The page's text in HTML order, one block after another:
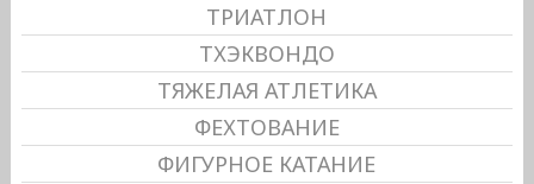
ТРИАТЛОН
ТХЭКВОНДО
ТЯЖЕЛАЯ АТЛЕТИКА
ФЕХТОВАНИЕ
ФИГУРНОЕ КАТАНИЕ